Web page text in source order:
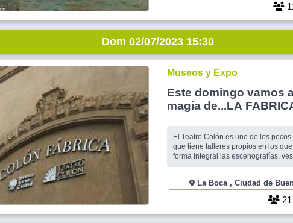
Dom 02/07/2023 15:30
Museos y Expo
Este domingo vamos
magia de...LA
El Teatro Colón es uno de los
que tiene talleres propios en los
forma integral las escenografías,
poder ver y estar frente a esas
que formaron parte de las obras
La Boca , Ciudad de
21